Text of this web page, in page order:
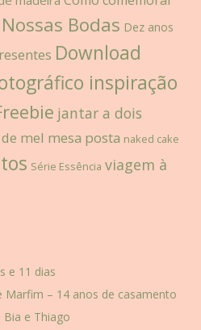
Bodas Dez anos
Download
inspiração
jantar a dois
mel mesa posta naked cake
Série Essência viagem à
e 11 dias
Marfim – 14 anos de casamento
e Thiago